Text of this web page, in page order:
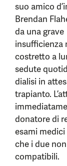
suo amico
Brendan
da una grave
insufficienza
costretto a
sedute
dialisi in
trapianto.
donatore di
esami
che i due
compatibili.